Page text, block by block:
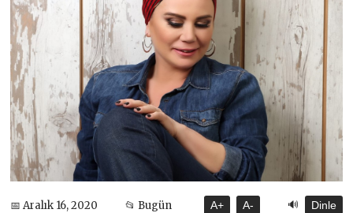
📅 Aralık 16, 2020 📂 Bugün A+ A- 🔊 Dinle